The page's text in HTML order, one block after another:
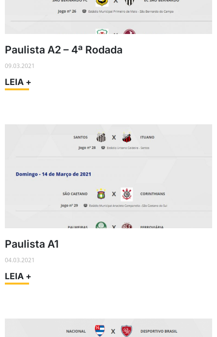
Paulista A2 – 4ª Rodada
09.03.2021
LEIA +
Paulista A1
04.03.2021
LEIA +